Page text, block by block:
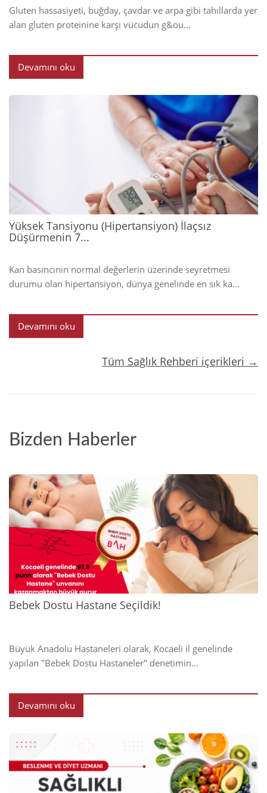
Gluten hassasiyeti, buğday, çavdar ve arpa gibi tahıllarda yer
alan gluten proteinine karşı vücudun g&ou...
Devamını oku
2026
Yüksek Tansiyonu (Hipertansiyon) İlaçsız
Düşürmenin 7...
Kan basıncının normal değerlerin üzerinde seyretmesi
durumu olan hipertansiyon, dünya genelinde en sık ka...
Devamını oku
Tüm Sağlık Rehberi içerikleri →
Bizden Haberler
2024
Bebek Dostu Hastane Seçildik!
Büyük Anadolu Hastaneleri olarak, Kocaeli il genelinde
yapılan "Bebek Dostu Hastaneler" denetimin...
Devamını oku